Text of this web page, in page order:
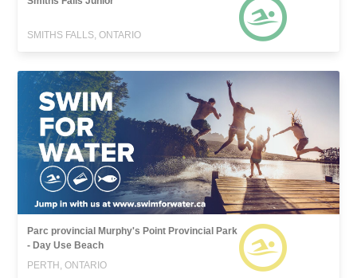
SMITHS FALLS, ONTARIO
Parc provincial Murphy's Point Provincial Park
- Day Use Beach
PERTH, ONTARIO